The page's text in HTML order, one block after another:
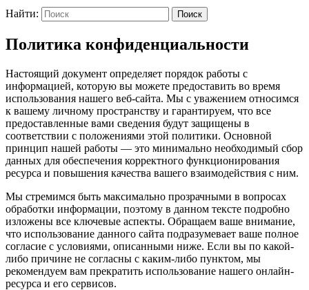
Найти: Поиск
Политика конфиденциальности
Настоящий документ определяет порядок работы с
информацией, которую вы можете предоставить во время
использования нашего веб-сайта. Мы с уважением относимся
к вашему личному пространству и гарантируем, что все
предоставленные вами сведения будут защищены в
соответствии с положениями этой политики. Основной
принцип нашей работы — это минимально необходимый сбор
данных для обеспечения корректного функционирования
ресурса и повышения качества вашего взаимодействия с ним.
Мы стремимся быть максимально прозрачными в вопросах
обработки информации, поэтому в данном тексте подробно
изложены все ключевые аспекты. Обращаем ваше внимание,
что использование данного сайта подразумевает ваше полное
согласие с условиями, описанными ниже. Если вы по какой-
либо причине не согласны с каким-либо пунктом, мы
рекомендуем вам прекратить использование нашего онлайн-
ресурса и его сервисов.